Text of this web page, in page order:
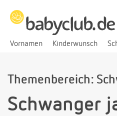
Vornamen Kinderwunsch
Themenbereich:
Schwanger